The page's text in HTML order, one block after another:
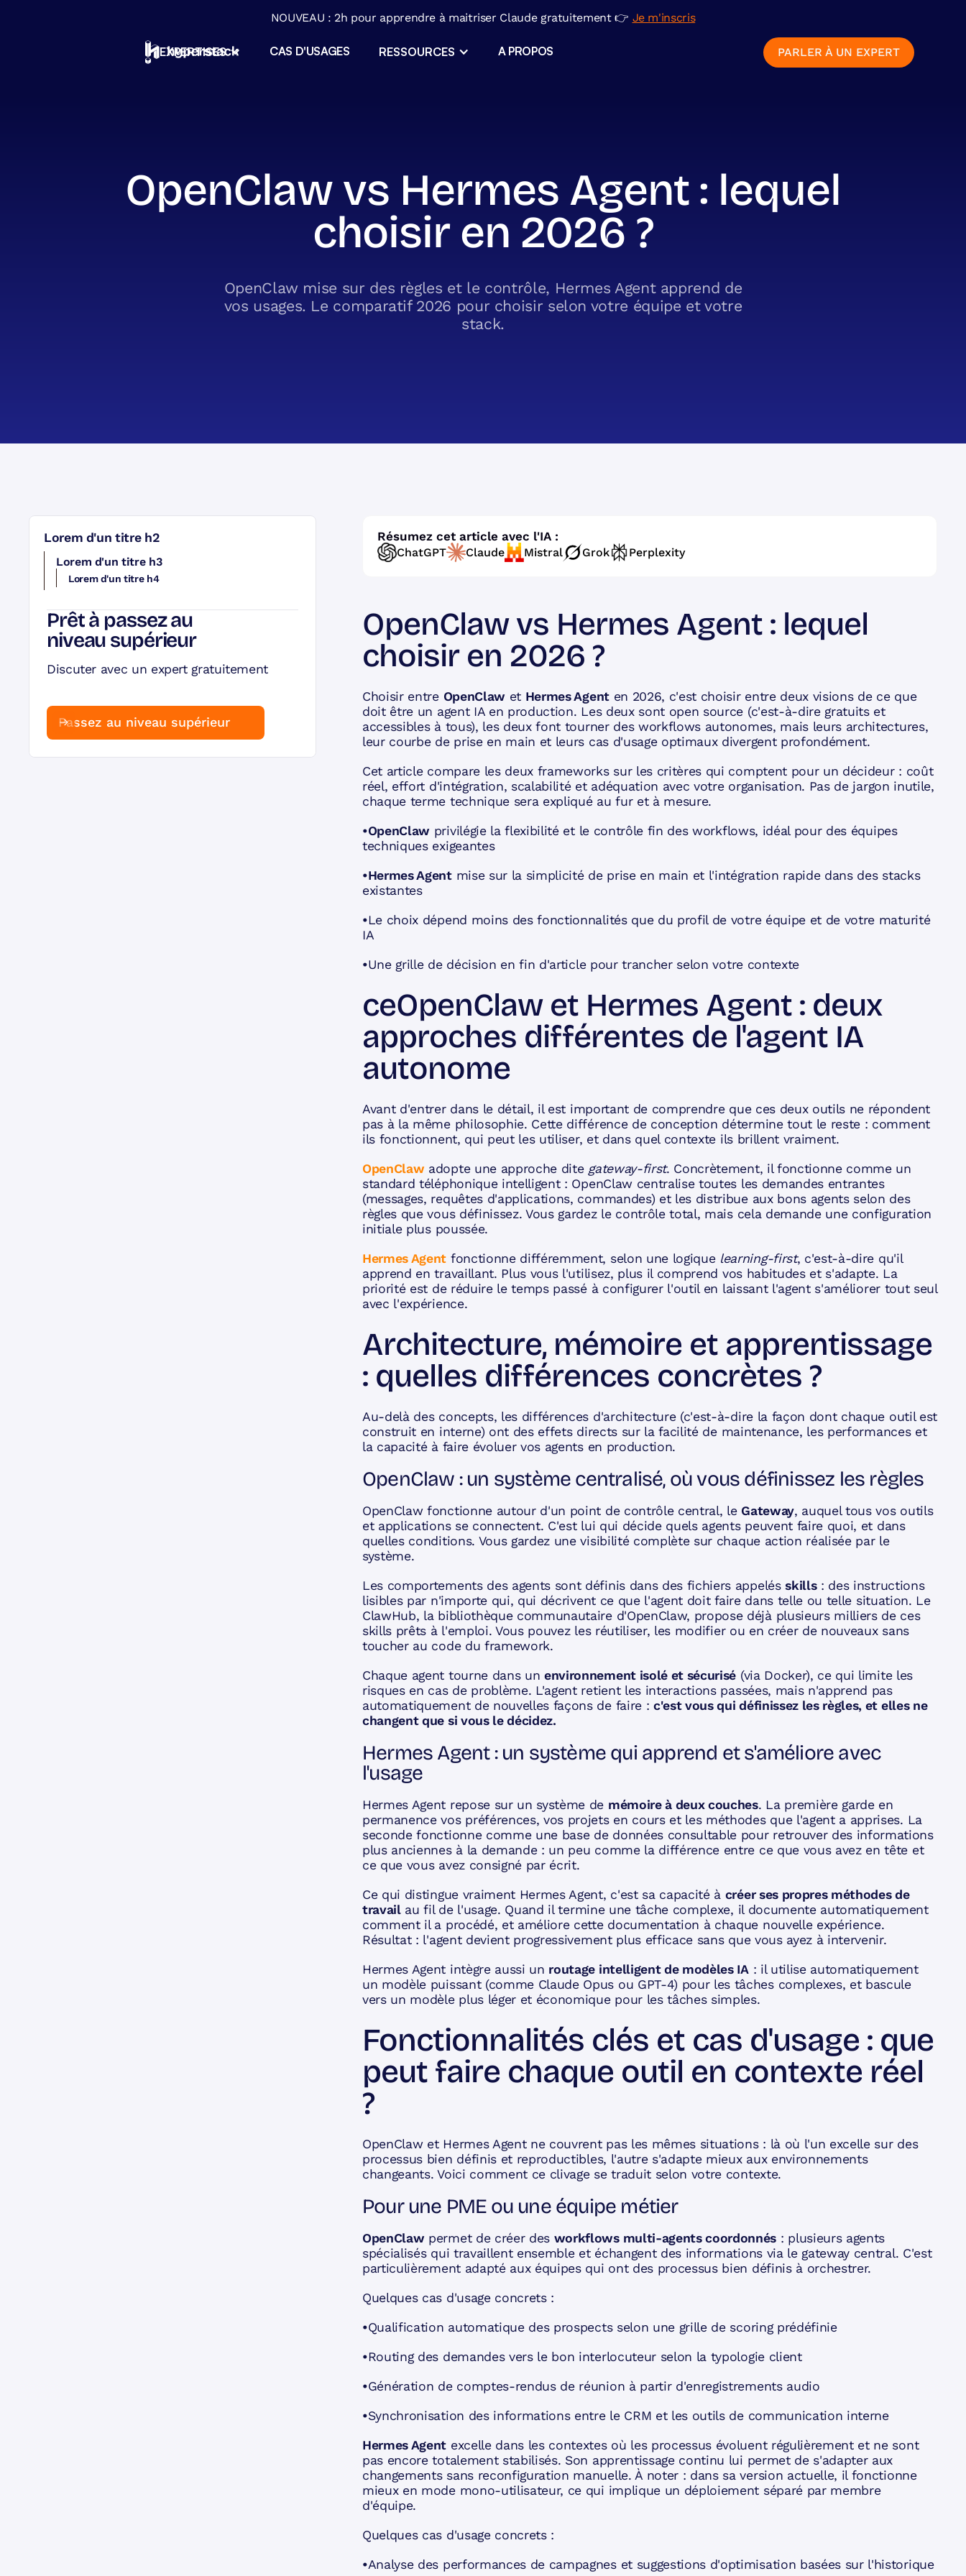
NOUVEAU : 2h pour apprendre à maitriser Claude gratuitement 👉 Je m'inscris
EXPERTISES
Data & Pilotage opérationnel
Centralisez, orchestrez et exploitez vos
données pour piloter votre activité
Conseil, diagnostic et formation pour réussir
Migration Excel
CAS D'USAGES RESSOURCES A PROPOS PARLER À UN EXPERT
OpenClaw vs Hermes Agent : lequel
choisir en 2026 ?
OpenClaw mise sur des règles et le contrôle, Hermes Agent apprend de
vos usages. Le comparatif 2026 pour choisir selon votre équipe et votre
stack.
Lorem d'un titre h2
Lorem d'un titre h3
Lorem d'un titre h4
Prêt à passez au
niveau supérieur
Discuter avec un expert gratuitement
Passez au niveau supérieur
Résumez cet article avec l'IA :
ChatGPT Claude Mistral Grok Perplexity
OpenClaw vs Hermes Agent : lequel
choisir en 2026 ?
Choisir entre OpenClawet Hermes Agenten 2026, c'est choisir entre deux visions de ce que
doit être un agent IA en production. Les deux sont open source (c'est-à-dire gratuits et
accessibles à tous), les deux font tourner des workflows autonomes, mais leurs architectures,
leur courbe de prise en main et leurs cas d'usage optimaux divergent profondément.
Cet article compare les deux frameworks sur les critères qui comptent pour un décideur : coût
réel, effort d'intégration, scalabilité et adéquation avec votre organisation. Pas de jargon inutile,
chaque terme technique sera expliqué au fur et à mesure.
•OpenClaw privilégie la flexibilité et le contrôle fin des workflows, idéal pour des équipes
techniques exigeantes
•Hermes Agentmise sur la simplicité de prise en main et l'intégration rapide dans des stacks
existantes
•Le choix dépend moins des fonctionnalités que du profil de votre équipe et de votre maturité
IA
•Une grille de décision en fin d'article pour trancher selon votre contexte
ceOpenClaw et Hermes Agent : deux
approches différentes de l'agent IA
autonome
Avant d'entrer dans le détail, il est important de comprendre que ces deux outils ne répondent
pas à la même philosophie. Cette différence de conception détermine tout le reste : comment
ils fonctionnent, qui peut les utiliser, et dans quel contexte ils brillent vraiment.
OpenClawadopte une approche dite gateway-first. Concrètement, il fonctionne comme un
standard téléphonique intelligent : OpenClaw centralise toutes les demandes entrantes
(messages, requêtes d'applications, commandes) et les distribue aux bons agents selon des
règles que vous définissez. Vous gardez le contrôle total, mais cela demande une configuration
initiale plus poussée.
Hermes Agent fonctionne différemment, selon une logique learning-first, c'est-à-dire qu'il
apprend en travaillant. Plus vous l'utilisez, plus il comprend vos habitudes et s'adapte. La
priorité est de réduire le temps passé à configurer l'outil en laissant l'agent s'améliorer tout seul
avec l'expérience.
Architecture, mémoire et apprentissage
: quelles différences concrètes ?
Au-delà des concepts, les différences d'architecture (c'est-à-dire la façon dont chaque outil est
construit en interne) ont des effets directs sur la facilité de maintenance, les performances et
la capacité à faire évoluer vos agents en production.
OpenClaw : un système centralisé, où vous définissez les règles
OpenClaw fonctionne autour d'un point de contrôle central, le Gateway, auquel tous vos outils
et applications se connectent. C'est lui qui décide quels agents peuvent faire quoi, et dans
quelles conditions. Vous gardez une visibilité complète sur chaque action réalisée par le
système.
Les comportements des agents sont définis dans des fichiers appelésskills: des instructions
lisibles par n'importe qui, qui décrivent ce que l'agent doit faire dans telle ou telle situation. Le
ClawHub, la bibliothèque communautaire d'OpenClaw, propose déjà plusieurs milliers de ces
skills prêts à l'emploi. Vous pouvez les réutiliser, les modifier ou en créer de nouveaux sans
toucher au code du framework.
Chaque agent tourne dans unenvironnement isolé et sécurisé (via Docker), ce qui limite les
risques en cas de problème. L'agent retient les interactions passées, mais n'apprend pas
automatiquement de nouvelles façons de faire : c'est vous qui définissez les règles, et elles ne
changent que si vous le décidez.
Hermes Agent : un système qui apprend et s'améliore avec
l'usage
Hermes Agent repose sur un système de mémoire à deux couches. La première garde en
permanence vos préférences, vos projets en cours et les méthodes que l'agent a apprises. La
seconde fonctionne comme une base de données consultable pour retrouver des informations
plus anciennes à la demande : un peu comme la différence entre ce que vous avez en tête et
ce que vous avez consigné par écrit.
Ce qui distingue vraiment Hermes Agent, c'est sa capacité à créer ses propres méthodes de
travailau fil de l'usage. Quand il termine une tâche complexe, il documente automatiquement
comment il a procédé, et améliore cette documentation à chaque nouvelle expérience.
Résultat : l'agent devient progressivement plus efficace sans que vous ayez à intervenir.
Hermes Agent intègre aussi un routage intelligent de modèles IA: il utilise automatiquement
un modèle puissant (comme Claude Opus ou GPT-4) pour les tâches complexes, et bascule
vers un modèle plus léger et économique pour les tâches simples.
Fonctionnalités clés et cas d'usage : que
peut faire chaque outil en contexte réel
?
OpenClaw et Hermes Agent ne couvrent pas les mêmes situations : là où l'un excelle sur des
processus bien définis et reproductibles, l'autre s'adapte mieux aux environnements
changeants. Voici comment ce clivage se traduit selon votre contexte.
Pour une PME ou une équipe métier
OpenClawpermet de créer des workflows multi-agents coordonnés : plusieurs agents
spécialisés qui travaillent ensemble et échangent des informations via le gateway central. C'est
particulièrement adapté aux équipes qui ont des processus bien définis à orchestrer.
Quelques cas d'usage concrets :
•Qualification automatique des prospects selon une grille de scoring prédéfinie
•Routing des demandes vers le bon interlocuteur selon la typologie client
•Génération de comptes-rendus de réunion à partir d'enregistrements audio
•Synchronisation des informations entre le CRM et les outils de communication interne
Hermes Agent excelle dans les contextes où les processus évoluent régulièrement et ne sont
pas encore totalement stabilisés. Son apprentissage continu lui permet de s'adapter aux
changements sans reconfiguration manuelle. À noter : dans sa version actuelle, il fonctionne
mieux en mode mono-utilisateur, ce qui implique un déploiement séparé par membre
d'équipe.
Quelques cas d'usage concrets :
•Analyse des performances de campagnes et suggestions d'optimisation basées sur l'historique